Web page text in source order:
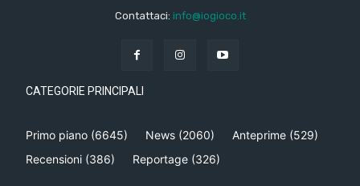
Contattaci: info@iogioco.it
CATEGORIE PRINCIPALI
Primo piano (6645) News (2060) Anteprime (529)
Recensioni (386) Reportage (326)